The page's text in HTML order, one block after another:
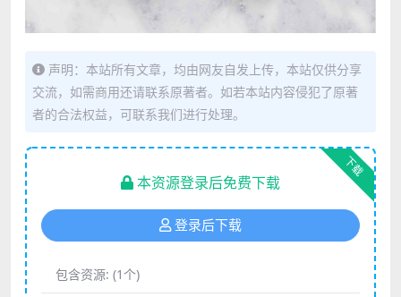
声明：本站所有文章，均由网友自发上传，本站仅供分享
交流，如需商用还请联系原著者。如若本站内容侵犯了原著
者的合法权益，可联系我们进行处理。
下载
本资源登录后免费下载
登录后下载
包含资源: (1个)